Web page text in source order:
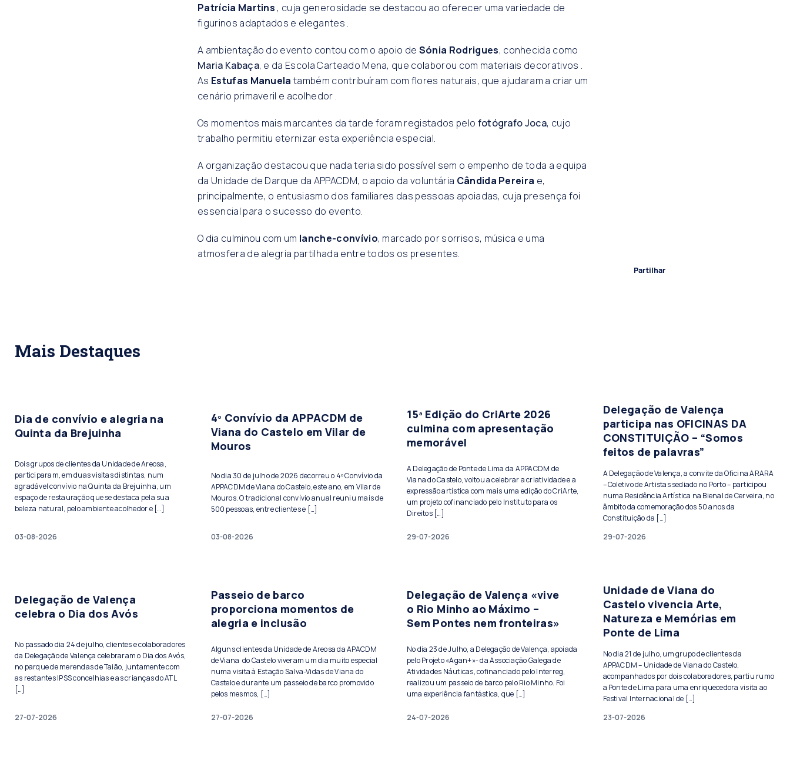
Patrícia Martins , cuja generosidade se destacou ao oferecer uma variedade de
figurinos adaptados e elegantes .
A ambientação do evento contou com o apoio de Sónia Rodrigues, conhecida como
Maria Kabaça, e da Escola Carteado Mena, que colaborou com materiais decorativos .
As Estufas Manuela também contribuíram com flores naturais, que ajudaram a criar um
cenário primaveril e acolhedor .
Os momentos mais marcantes da tarde foram registados pelo fotógrafo Joca, cujo
trabalho permitiu eternizar esta experiência especial.
A organização destacou que nada teria sido possível sem o empenho de toda a equipa
da Unidade de Darque da APPACDM, o apoio da voluntária Cândida Pereira e,
principalmente, o entusiasmo dos familiares das pessoas apoiadas, cuja presença foi
essencial para o sucesso do evento.
O dia culminou com um lanche-convívio, marcado por sorrisos, música e uma
atmosfera de alegria partilhada entre todos os presentes.
Partilhar
Mais Destaques
Dia de convívio e alegria na
Quinta da Brejuinha
Dois grupos de clientes da Unidade de Areosa,
participaram, em duas visitas distintas, num
agradável convívio na Quinta da Brejuinha, um
espaço de restauração que se destaca pela sua
beleza natural, pelo ambiente acolhedor e […]
03-08-2026
4º Convívio da APPACDM de
Viana do Castelo em Vilar de
Mouros
No dia 30 de julho de 2026 decorreu o 4º Convívio da
APPACDM de Viana do Castelo, este ano, em Vilar de
Mouros. O tradicional convívio anual reuniu mais de
500 pessoas, entre clientes e […]
03-08-2026
15ª Edição do CriArte 2026
culmina com apresentação
memorável
A Delegação de Ponte de Lima da APPACDM de
Viana do Castelo, voltou a celebrar a criatividade e a
expressão artística com mais uma edição do CriArte,
um projeto cofinanciado pelo Instituto para os
Direitos […]
29-07-2026
Delegação de Valença
participa nas OFICINAS DA
CONSTITUIÇÃO – “Somos
feitos de palavras”
A Delegação de Valença, a convite da Oficina ARARA
– Coletivo de Artistas sediado no Porto – participou
numa Residência Artística na Bienal de Cerveira, no
âmbito da comemoração dos 50 anos da
Constituição da […]
29-07-2026
Delegação de Valença
celebra o Dia dos Avós
No passado dia 24 de julho, clientes e colaboradores
da Delegação de Valença celebraram o Dia dos Avós,
no parque de merendas de Taião, juntamente com
as restantes IPSS concelhias e as crianças do ATL
[…]
27-07-2026
Passeio de barco
proporciona momentos de
alegria e inclusão
Alguns clientes da Unidade de Areosa da APACDM
de Viana do Castelo viveram um dia muito especial
numa visita à Estação Salva-Vidas de Viana do
Castelo e durante um passeio de barco promovido
pelos mesmos, […]
27-07-2026
Delegação de Valença «vive
o Rio Minho ao Máximo –
Sem Pontes nem fronteiras»
No dia 23 de Julho, a Delegação de Valença, apoiada
pelo Projeto «Agan+»- da Associação Galega de
Atividades Náuticas, cofinanciado pelo Interreg,
realizou um passeio de barco pelo Rio Minho. Foi
uma experiência fantástica, que […]
24-07-2026
Unidade de Viana do
Castelo vivencia Arte,
Natureza e Memórias em
Ponte de Lima
No dia 21 de julho, um grupo de clientes da
APPACDM – Unidade de Viana do Castelo,
acompanhados por dois colaboradores, partiu rumo
a Ponte de Lima para uma enriquecedora visita ao
Festival Internacional de […]
23-07-2026